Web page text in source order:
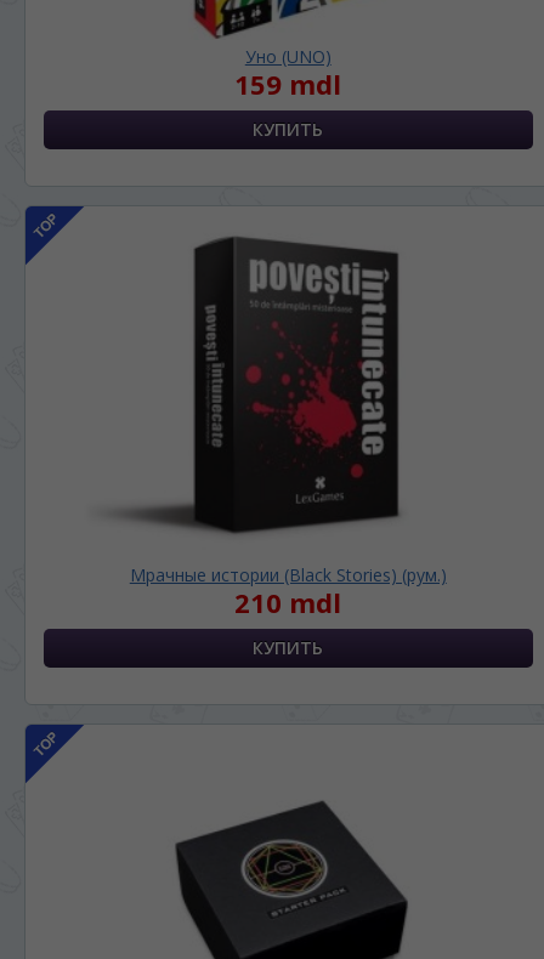
Уно (UNO)
159 mdl
Мрачные истории (Black Stories) (рум.)
210 mdl